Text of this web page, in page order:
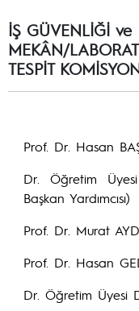
İŞ GÜVENLİĞİ ve
MEKÂN/
TESPİT
Prof. Dr. Hasan
Dr. Öğretim
Başkan Yardımcısı)
Prof. Dr. Murat
Prof. Dr. Hasan
Dr. Öğretim Üyesi